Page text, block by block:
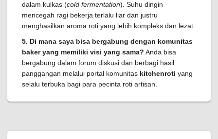
dalam kulkas (cold fermentation). Suhu dingin
mencegah ragi bekerja terlalu liar dan justru
menghasilkan aroma roti yang lebih kompleks dan lezat.
5. Di mana saya bisa bergabung dengan komunitas
baker yang memiliki visi yang sama? Anda bisa
bergabung dalam forum diskusi dan berbagi hasil
panggangan melalui portal komunitas kitchenroti yang
selalu terbuka bagi para pecinta roti artisan.